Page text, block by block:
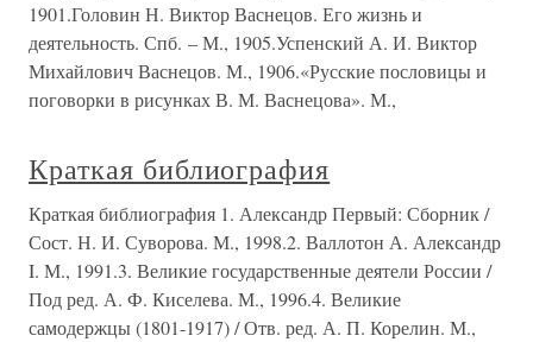
1901.Головин Н. Виктор Васнецов. Его жизнь и
деятельность. Спб. – М., 1905.Успенский А. И. Виктор
Михайлович Васнецов. М., 1906.«Русские пословицы и
поговорки в рисунках В. М. Васнецова». М.,
Краткая библиография
Краткая библиография 1. Александр Первый: Сборник /
Сост. Н. И. Суворова. М., 1998.2. Валлотон А. Александр
I. М., 1991.3. Великие государственные деятели России /
Под ред. А. Ф. Киселева. М., 1996.4. Великие
самодержцы (1801-1917) / Отв. ред. А. П. Корелин. М.,